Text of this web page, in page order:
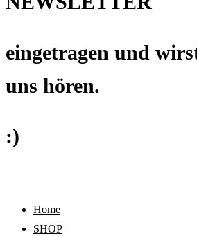
eingetragen und
uns hören.
:)
Home
SHOP